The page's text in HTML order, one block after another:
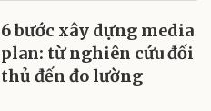
6 bước xây dựng media
plan: từ nghiên cứu đối
thủ đến đo lường